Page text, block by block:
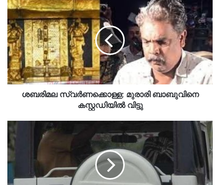
ശബരിമല സ്വര്‍ണക്കൊള്ള; മുരാരി ബാബുവിനെ
കസ്റ്റഡിയില്‍ വിട്ടു